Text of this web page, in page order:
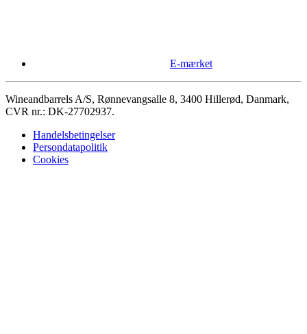
E-mærket
Wineandbarrels A/S, Rønnevangsalle 8, 3400 Hillerød, Danmark,
CVR nr.: DK-27702937.
Handelsbetingelser
Persondatapolitik
Cookies